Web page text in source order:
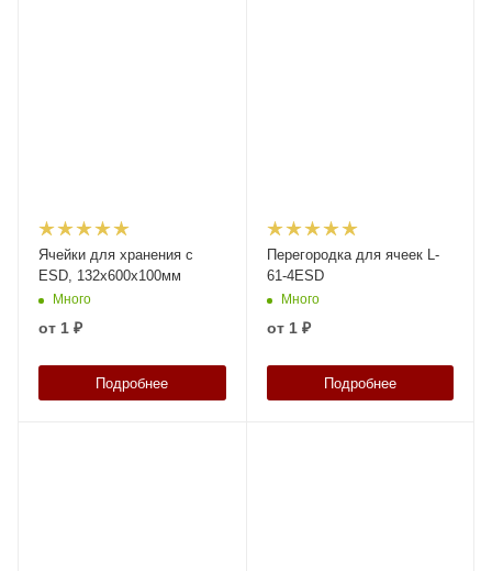
Ячейки для хранения с
ESD, 132x600x100мм
Много
от 1 ₽
Подробнее
Перегородка для ячеек L-
61-4ESD
Много
от 1 ₽
Подробнее